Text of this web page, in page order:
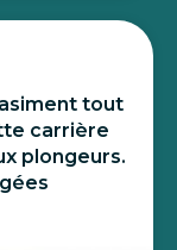
tout
carrière
plongeurs.